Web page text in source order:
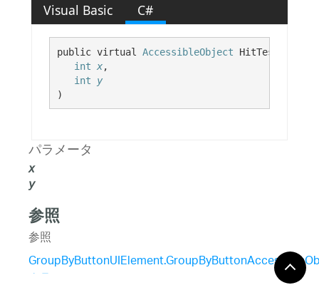
Visual Basic C#
public virtual AccessibleObject HitTest(
int x,
int
y
)
パラメータ
x
y
参照
参照
クラス